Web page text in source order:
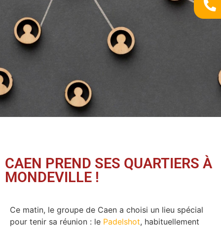
CAEN PREND SES QUARTIERS À
MONDEVILLE !
Ce matin, le groupe de Caen a choisi un lieu spécial
pour tenir sa réunion : le Padelshot, habituellement